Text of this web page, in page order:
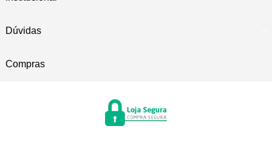
Dúvidas
Compras